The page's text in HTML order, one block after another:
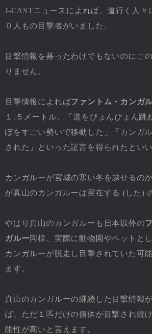
J-CASTニュースによれば、道行く人々
０人もの目撃者がいました。
目撃情報を募ったわけでもないのにこ
りません。
目撃情報によればファントム・カンガ
１.５メートル、「道をぴょんぴょん跳
ぼをすごい勢いで移動した」「カンガ
された」といった証言を得られたといい
カンガルーが宮城の寒い冬を越せるの
が真山のカンガルーは実在する (した)
やはり真山のカンガルーも日本以外の
ガルー同様、実際に動物園やペットと
カンガルーが脱走し目撃されていた可
ます。
真山のカンガルーの継続した目撃情報
ば、ただ１匹だけの個体が目撃され続
能性が高いと言えます。